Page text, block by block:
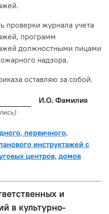
проверки журнала учета
программ
должностными лицами
надзора.
оставляю за собой.
И.О. Фамилия
первичного,
инструктажей с
центров, домов
и
в культурно-